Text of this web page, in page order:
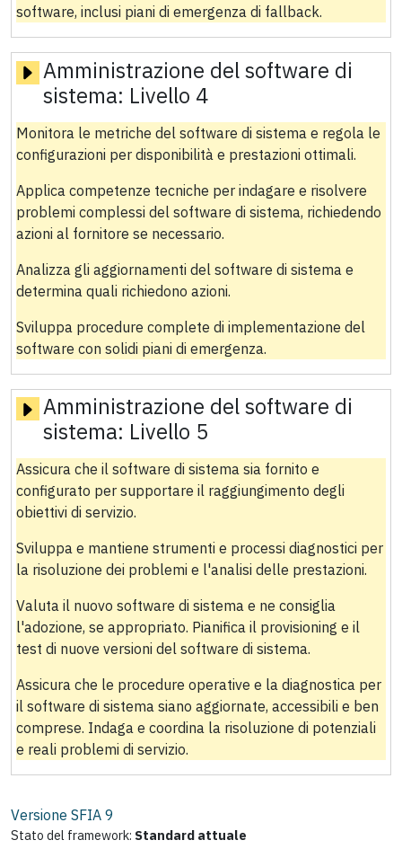
software, inclusi piani di emergenza di fallback.
Amministrazione del software di
sistema: Livello 4
Monitora le metriche del software di sistema e regola le
configurazioni per disponibilità e prestazioni ottimali.
Applica competenze tecniche per indagare e risolvere
problemi complessi del software di sistema, richiedendo
azioni al fornitore se necessario.
Analizza gli aggiornamenti del software di sistema e
determina quali richiedono azioni.
Sviluppa procedure complete di implementazione del
software con solidi piani di emergenza.
Amministrazione del software di
sistema: Livello 5
Assicura che il software di sistema sia fornito e
configurato per supportare il raggiungimento degli
obiettivi di servizio.
Sviluppa e mantiene strumenti e processi diagnostici per
la risoluzione dei problemi e l'analisi delle prestazioni.
Valuta il nuovo software di sistema e ne consiglia
l'adozione, se appropriato. Pianifica il provisioning e il
test di nuove versioni del software di sistema.
Assicura che le procedure operative e la diagnostica per
il software di sistema siano aggiornate, accessibili e ben
comprese. Indaga e coordina la risoluzione di potenziali
e reali problemi di servizio.
Versione SFIA 9
Stato del framework: Standard attuale